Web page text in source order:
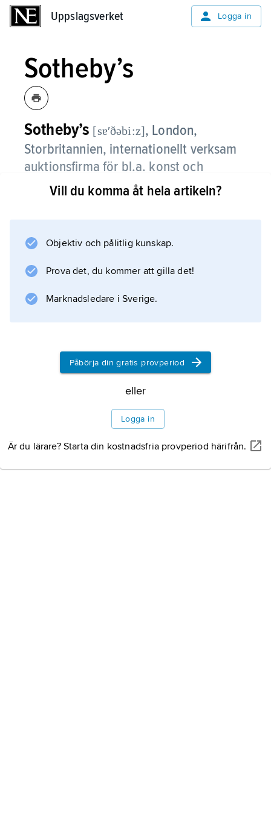
Uppslagsverket Logga in
Sotheby’s
Sotheby’s [sɐʹðəbi:z], London,
Storbritannien, internationellt verksam
auktionsfirma för bl.a. konst och
antikviteter.
efterföljare John Sotheby (1778–1807). Utom
Sotheby’s filialer i ett flertal länder, bl.a. i
Sverige.
Information om artikeln
Vill du komma åt hela artikeln?
Objektiv och pålitlig kunskap.
Prova det, du kommer att gilla det!
Marknadsledare i Sverige.
Påbörja din gratis provperiod
eller
Logga in
Är du lärare? Starta din kostnadsfria provperiod härifrån.